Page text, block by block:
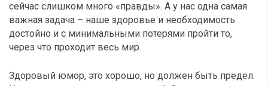
сейчас слишком много «правды». А у нас одна самая
важная задача – наше здоровье и необходимость
достойно и с минимальными потерями пройти то,
через что проходит весь мир.
Здоровый юмор, это хорошо, но должен быть предел.